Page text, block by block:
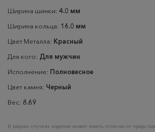
Ширина шинки: 4.0 мм
Ширина кольца: 16.0 мм
Цвет Металла: Красный
Для кого: Для мужчин
Исполнение: Полновесное
Цвет камня: Черный
Вес: 8.69
В редких случаях изделие может иметь отличие от